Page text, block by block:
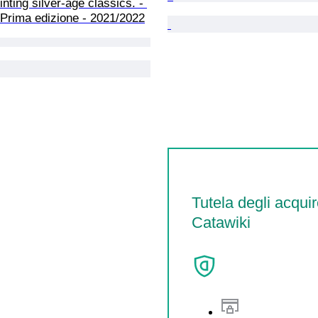
silver-age classics. -
edizione - 2021/2022
Tutela degli
Catawiki